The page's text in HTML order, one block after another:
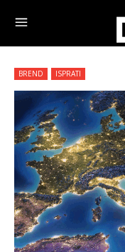
BREND ISPRATI